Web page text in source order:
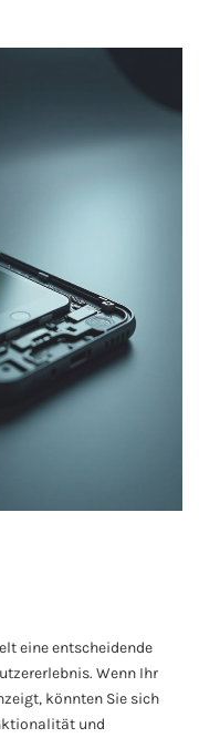
eine entscheidende
Wenn Ihr
könnten Sie sich
und